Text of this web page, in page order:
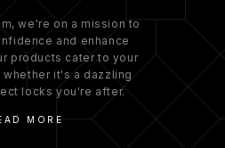
we're on a mission to
and enhance
products cater to your
whether it's a dazzling
locks you're after.
MORE